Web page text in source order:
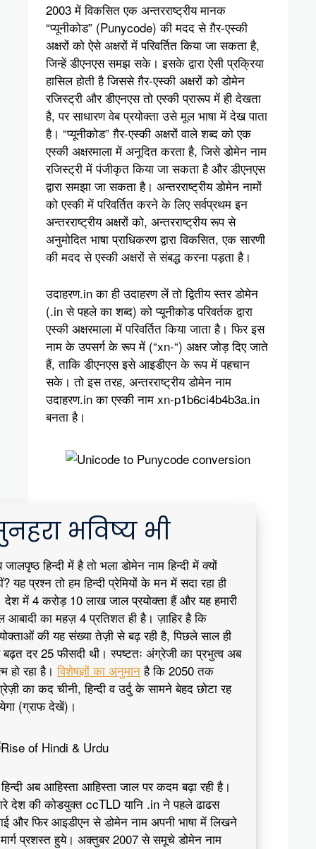
2003 में विकसित एक अन्तरराष्ट्रीय मानक
“प्यूनीकोड” (Punycode) की मदद से ग़ैर-एस्की
अक्षरों को ऐसे अक्षरों में परिवर्तित किया जा सकता है,
जिन्हें डीएनएस समझ सके। इसके द्वारा ऐसी प्रक्रिया
हासिल होती है जिससे ग़ैर-एस्की अक्षरों को डोमेन
रजिस्ट्री और डीएनएस तो एस्की प्रारूप में ही देखता
है, पर साधारण वेब प्रयोक्ता उसे मूल भाषा में देख पाता
है। “प्यूनीकोड” ग़ैर-एस्की अक्षरों वाले शब्द को एक
एस्की अक्षरमाला में अनूदित करता है, जिसे डोमेन नाम
रजिस्ट्री में पंजीकृत किया जा सकता है और डीएनएस
द्वारा समझा जा सकता है। अन्तरराष्ट्रीय डोमेन नामों
को एस्की में परिवर्तित करने के लिए सर्वप्रथम इन
अन्तरराष्ट्रीय अक्षरों को, अन्तरराष्ट्रीय रूप से
अनुमोदित भाषा प्राधिकरण द्वारा विकसित, एक सारणी
की मदद से एस्की अक्षरों से संबद्ध करना पड़ता है।
उदाहरण.in का ही उदाहरण लें तो द्वितीय स्तर डोमेन
(.in से पहले का शब्द) को प्यूनीकोड परिवर्तक द्वारा
एस्की अक्षरमाला में परिवर्तित किया जाता है। फिर इस
नाम के उपसर्ग के रूप में (“xn-“) अक्षर जोड़ दिए जाते
हैं, ताकि डीएनएस इसे आइडीएन के रूप में पहचान
सके। तो इस तरह, अन्तरराष्ट्रीय डोमेन नाम
उदाहरण.in का एस्की नाम xn-p1b6ci4b4b3a.in
बनता है।
भविष्य भी
हिन्दी में है तो भला डोमेन नाम हिन्दी में क्यों
यह प्रश्न तो हम हिन्दी प्रेमियों के मन में सदा रहा ही
में 4 करोड़ 10 लाख जाल प्रयोक्ता हैं और यह हमारी
का महज़ 4 प्रतिशत ही है। ज़ाहिर है कि
की यह संख्या तेज़ी से बढ़ रही है, पिछले साल ही
दर 25 फीसदी थी। स्पष्टतः अंग्रेजी का प्रभुत्व अब
हो रहा है।विशेषज्ञों का अनुमानहै कि 2050 तक
का कद चीनी, हिन्दी व उर्दु के सामने बेहद छोटा रह
(ग्राफ देखें)।
अब आहिस्ता आहिस्ता जाल पर कदम बढ़ा रही है।
देश की कोडयुक्त ccTLD यानि .in ने पहले ढाढस
और फिर आइडीएन से डोमेन नाम अपनी भाषा में लिखने
प्रशस्त हुये। अक्तुबर 2007 से समूचे डोमेन नाम